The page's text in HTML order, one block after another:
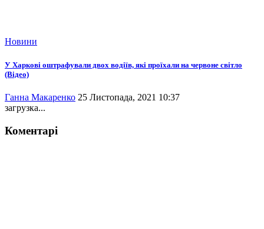
Новини
У Харкові оштрафували двох водіїв, які проїхали на червоне світло
(Відео)
Ганна Макаренко 25 Листопада, 2021 10:37
загрузка...
Коментарі